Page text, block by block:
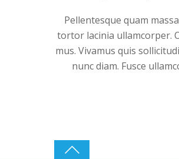
Pellentesque quam
tortor lacinia ullamcorper.
mus. Vivamus quis
nunc diam. Fusce